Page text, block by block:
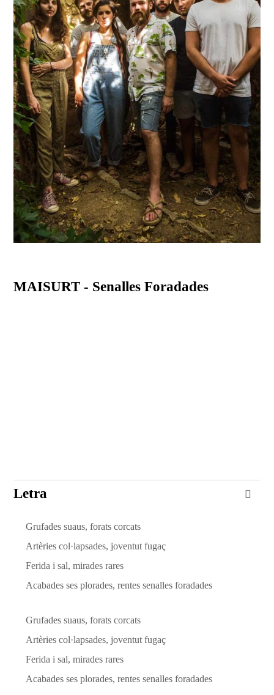
MAISURT - Senalles Foradades
Letra
Grufades suaus, forats corcats
Artèries col·lapsades, joventut fugaç
Ferida i sal, mirades rares
Acabades ses plorades, rentes senalles foradades
Grufades suaus, forats corcats
Artèries col·lapsades, joventut fugaç
Ferida i sal, mirades rares
Acabades ses plorades, rentes senalles foradades